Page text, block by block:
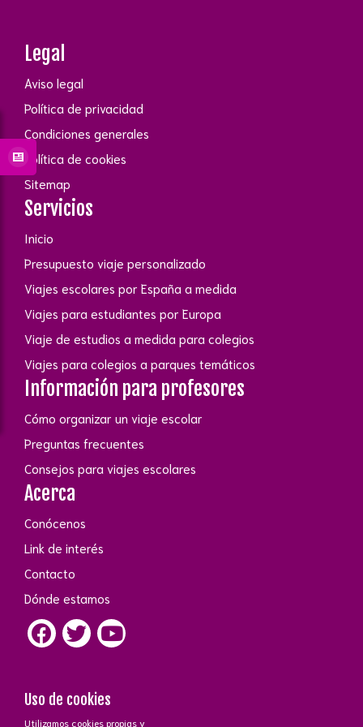
Legal
Aviso legal
Política de privacidad
Condiciones generales
Política de cookies
Sitemap
Servicios
Inicio
Presupuesto viaje personalizado
Viajes escolares por España a medida
Viajes para estudiantes por Europa
Viaje de estudios a medida para colegios
Viajes para colegios a parques temáticos
Información para profesores
Cómo organizar un viaje escolar
Preguntas frecuentes
Consejos para viajes escolares
Acerca
Conócenos
Link de interés
Contacto
Dónde estamos
Uso de cookies
Utilizamos cookies propias y